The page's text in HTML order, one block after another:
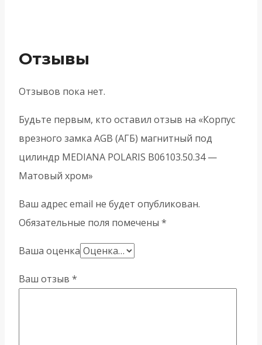
Отзывы
Отзывов пока нет.
Будьте первым, кто оставил отзыв на «Корпус
врезного замка AGB (АГБ) магнитный под
цилиндр MEDIANA POLARIS B06103.50.34 —
Матовый хром»
Ваш адрес email не будет опубликован.
Обязательные поля помечены *
Ваша оценка
Ваш отзыв *